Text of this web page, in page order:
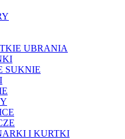
UBRANIA
SUKNIE
I KURTKI